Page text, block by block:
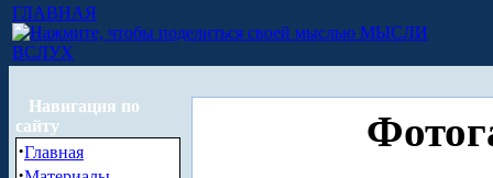
ГЛАВНАЯ
МЫСЛИ
ВСЛУХ
Навигация по
сайту
·Главная